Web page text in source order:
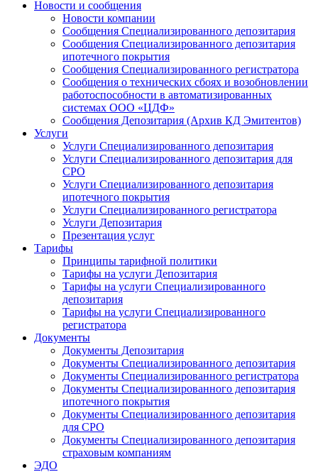
Новости и сообщения
Новости компании
Сообщения Специализированного депозитария
Сообщения Специализированного депозитария
ипотечного покрытия
Сообщения Специализированного регистратора
Сообщения о технических сбоях и возобновлении
работоспособности в автоматизированных
системах ООО «ЦДФ»
Сообщения Депозитария (Архив КД Эмитентов)
Услуги
Услуги Специализированного депозитария
Услуги Специализированного депозитария для
СРО
Услуги Специализированного депозитария
ипотечного покрытия
Услуги Специализированного регистратора
Услуги Депозитария
Презентация услуг
Тарифы
Принципы тарифной политики
Тарифы на услуги Депозитария
Тарифы на услуги Специализированного
депозитария
Тарифы на услуги Специализированного
регистратора
Документы
Документы Депозитария
Документы Специализированного депозитария
Документы Специализированного регистратора
Документы Специализированного депозитария
ипотечного покрытия
Документы Специализированного депозитария
для СРО
Документы Специализированного депозитария
страховым компаниям
ЭДО